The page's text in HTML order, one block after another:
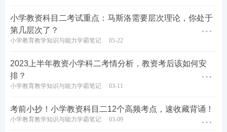
准，体现了国家对各个地方、社区的中小学教育的共
同要求。体现国家教育意志，确保所有公民的共同基
关键词：国家、全国各地。
程。
小学教资科目二考试重点：马斯洛需要层次理论，你处于
第几层次了？
小学教育教学知识与能力学霸笔记 05-22
2023上半年教资小学科二考情分析，教资考后该如何安
排？
小学教育教学知识与能力学霸笔记 03-11
考前小抄！小学教资科目二12个高频考点，速收藏背诵！
小学教育教学知识与能力学霸笔记 03-09